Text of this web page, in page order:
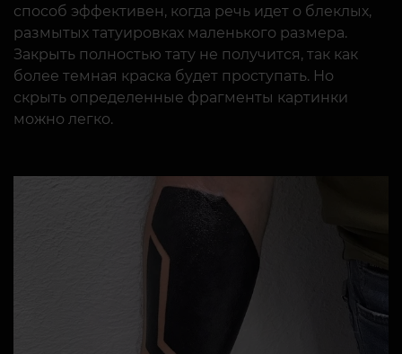
способ эффективен, когда речь идет о блеклых,
размытых татуировках маленького размера.
Закрыть полностью тату не получится, так как
более темная краска будет проступать. Но
скрыть определенные фрагменты картинки
можно легко.